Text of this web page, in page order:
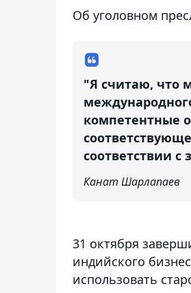
Об уголовном
"Я считаю, что
компетентные
соответствии с
Канат Шарлапаев
31 октября
индийского
использовать